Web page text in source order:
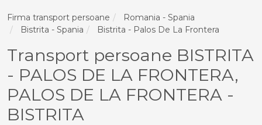
Firma transport persoane
Romania - Spania
Bistrita - Spania
Bistrita - Palos De La Frontera
Transport persoane BISTRITA
- PALOS DE LA FRONTERA,
PALOS DE LA FRONTERA -
BISTRITA